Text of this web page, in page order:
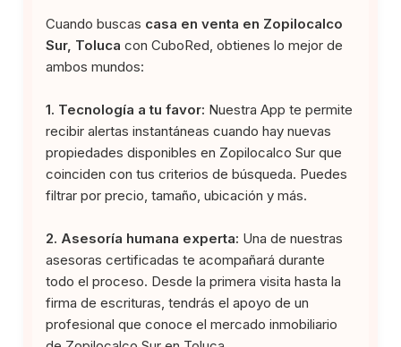
Cuando buscas casa en venta en Zopilocalco
Sur, Toluca con CuboRed, obtienes lo mejor de
ambos mundos:
1. Tecnología a tu favor: Nuestra App te permite
recibir alertas instantáneas cuando hay nuevas
propiedades disponibles en Zopilocalco Sur que
coinciden con tus criterios de búsqueda. Puedes
filtrar por precio, tamaño, ubicación y más.
2. Asesoría humana experta: Una de nuestras
asesoras certificadas te acompañará durante
todo el proceso. Desde la primera visita hasta la
firma de escrituras, tendrás el apoyo de un
profesional que conoce el mercado inmobiliario